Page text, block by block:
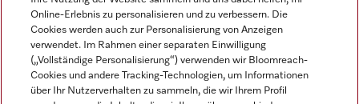
Miele auf Instagram
Miele auf Facebook
Miele auf Youtube
Online-Erlebnis zu personalisieren und zu verbessern. Die
Cookies werden auch zur Personalisierung von Anzeigen
verwendet. Im Rahmen einer separaten Einwilligung
(„Vollständige Personalisierung“) verwenden wir Bloomreach-
Cookies und andere Tracking-Technologien, um Informationen
über Ihr Nutzerverhalten zu sammeln, die wir Ihrem Profil